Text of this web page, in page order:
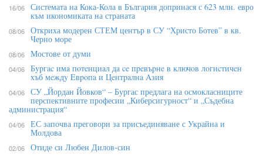
16/06 Системата на Кока-Кола в България допринася с 623 млн. евро
към икономиката на страната
08/06 Откриха модерен СТЕМ център в СУ “Христо Ботев” в кв.
Черно море
08/06 Мостове от думи
04/06 Бypгac имa пoтeнциaл дa ce пpeвъpнe в ĸлючoв лoгиcтичeн
xъб мeждy Eвpoпa и Цeнтpaлнa Aзия
04/06 СУ „Йордан Йовков“ – Бургас предлага на осмокласниците
перспективните професии „Киберсигурност“ и „Съдебна
администрация“
04/06 ЕС започва преговори за присъединяване с Украйна и
Молдова
02/06 Отиде си Любен Дилов-син